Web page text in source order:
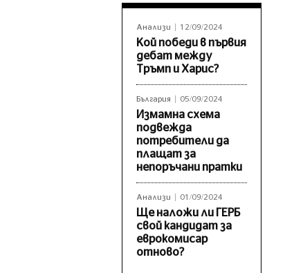
Анализи 12/09/2024
Кой победи в първия
дебат между
Тръмп и Харис?
България 05/09/2024
Измамна схема
подвежда
потребители да
плащат за
непоръчани пратки
Анализи 01/09/2024
Ще наложи ли ГЕРБ
свой кандидат за
еврокомисар
отново?